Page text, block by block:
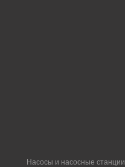
Насосы и насосные станции